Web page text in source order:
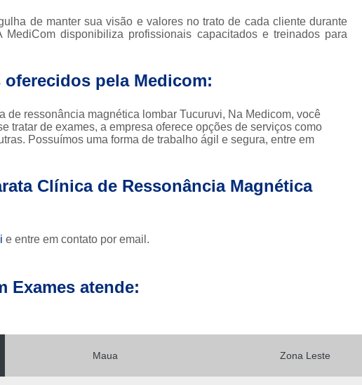
Clínica de Exames por Imagem
Clínica para Exames
Clínica para Exames
Clínicas para Exame de Tomografia da Face
Clínicas para Exame de
Clínicas para Exame de Tomografia Dental
Clínicas para Exame de
Clínicas para Exames de
de manter sua visão e valores no trato de cada cliente durante
disponibiliza profissionais capacitados e treinados para
pela Medicom:
de ressonância magnética lombar Tucuruvi, Na Medicom, você
tratar de exames, a empresa oferece opções de serviços como
Possuímos uma forma de trabalho ágil e segura, entre em
Clínica de Ressonância Magnética
e entre em contato por email.
Exames atende:
Maua Zona Leste